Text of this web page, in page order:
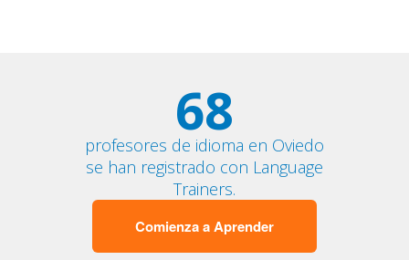
68
profesores de idioma en Oviedo
se han registrado con Language
Trainers.
Comienza a Aprender